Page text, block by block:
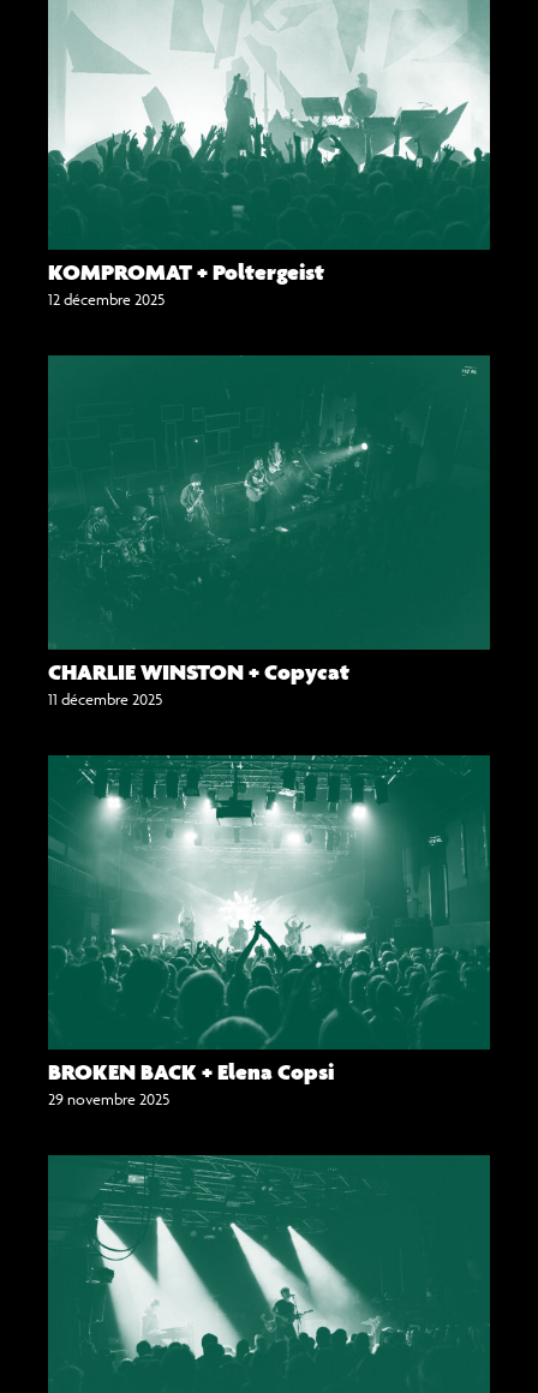
KOMPROMAT + Poltergeist
12 décembre 2025
CHARLIE WINSTON + Copycat
11 décembre 2025
BROKEN BACK + Elena Copsi
29 novembre 2025